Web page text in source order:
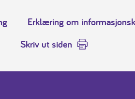
Erklæring om
Skriv ut siden